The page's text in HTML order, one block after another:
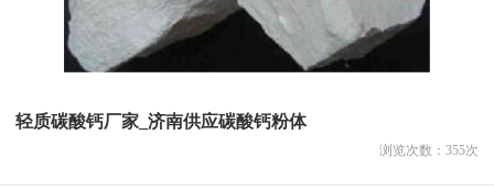
轻质碳酸钙厂家_济南供应碳酸钙粉体
浏览次数： 355次